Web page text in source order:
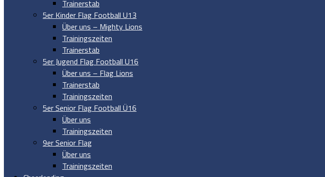
Trainerstab
5er Kinder Flag Football U13
Über uns – Mighty Lions
Trainingszeiten
Trainerstab
5er Jugend Flag Football U16
Über uns – Flag Lions
Trainerstab
Trainingszeiten
5er Senior Flag Football Ü16
Über uns
Trainingszeiten
9er Senior Flag
Über uns
Trainingszeiten